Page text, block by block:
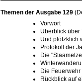
Themen der Ausgabe 129
Vorwort
Überblick über
Und plötzklich
Protokoll der
Die
Die
Rückblick auf